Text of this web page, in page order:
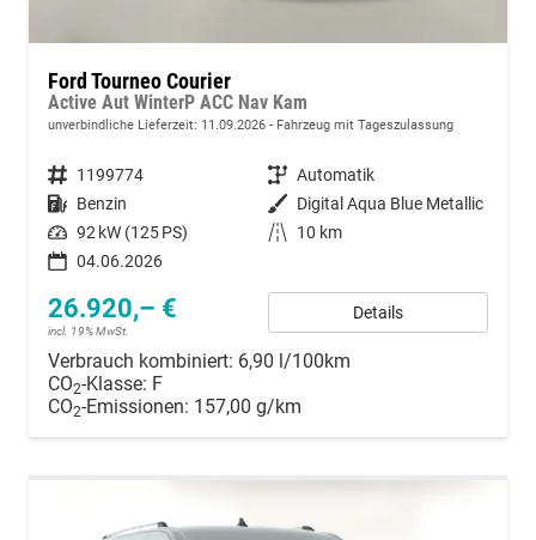
Ford Tourneo Courier
Active Aut WinterP ACC Nav Kam
unverbindliche Lieferzeit: 11.09.2026 Fahrzeug mit Tageszulassung
Fahrzeugnummer 1199774 Getriebe Automatik
Kraftstoff Benzin Außenfarbe Digital Aqua Blue Metallic
Leistung 92 kW (125 PS) Kilometerstand
10 km
04.06.2026
26.920,– €
incl. 19% MwSt.
Details
Verbrauch kombiniert: 6,90 l/100km
CO2-Klasse: F
CO2-Emissionen: 157,00 g/km